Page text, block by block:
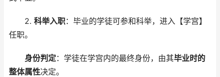
2. 科举入职：毕业的学徒可参和科举，进入【学宫】
任职。
身份判定：学徒在学宫内的最终身份，由其毕业时的
整体属性决定。